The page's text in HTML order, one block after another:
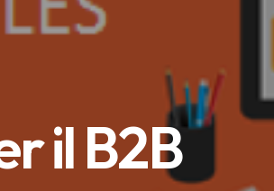
il B2B